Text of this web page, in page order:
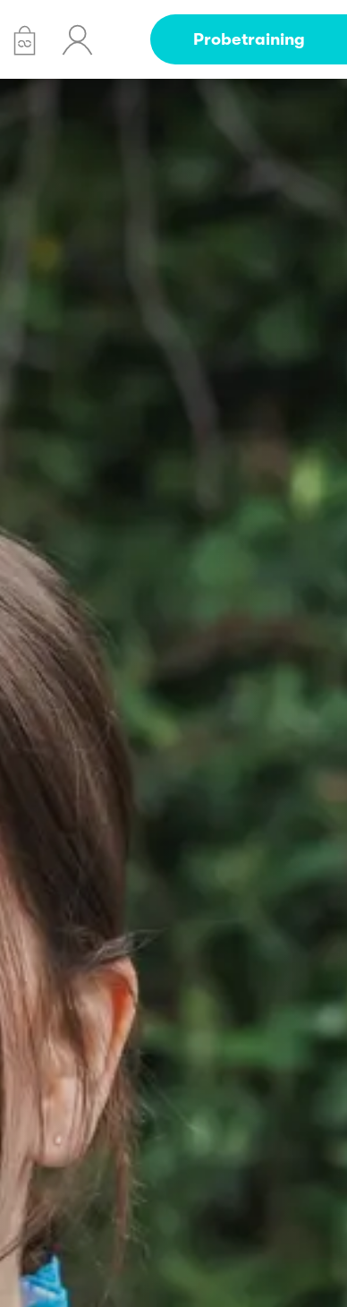
Probetraining